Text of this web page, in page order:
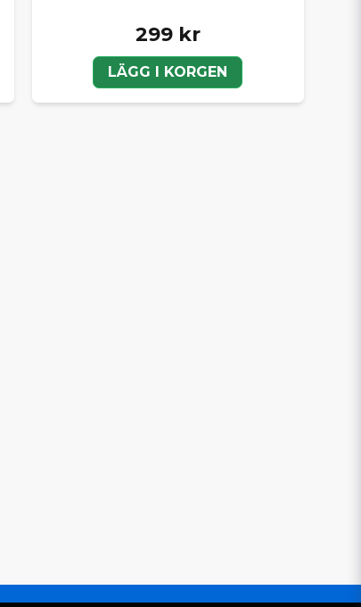
299 kr
LÄGG I KORGEN